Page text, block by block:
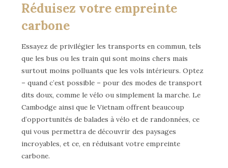
Réduisez votre empreinte
carbone
Essayez de privilégier les transports en commun, tels
que les bus ou les train qui sont moins chers mais
surtout moins polluants que les vols intérieurs. Optez
– quand c’est possible – pour des modes de transport
dits doux, comme le vélo ou simplement la marche. Le
Cambodge ainsi que le Vietnam offrent beaucoup
d’opportunités de balades à vélo et de randonnées, ce
qui vous permettra de découvrir des paysages
incroyables, et ce, en réduisant votre empreinte
carbone.